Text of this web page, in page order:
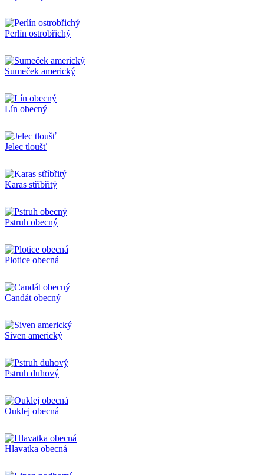
Perlín ostrobřichý
Sumeček americký
Lín obecný
Jelec tloušť
Karas stříbřitý
Pstruh obecný
Plotice obecná
Candát obecný
Siven americký
Pstruh duhový
Ouklej obecná
Hlavatka obecná